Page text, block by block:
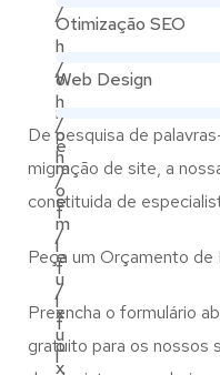
/
h
o
m
e
/
f
l
u
x
o
Otimização SEO
/
h
o
m
e
/
f
l
u
x
Web Design
/
h
o
m
e
/
f
l
De pesquisa de
migração de site, a
constituida de
Peça um Orçamento
Preencha o formulário
gratuito para os nossos